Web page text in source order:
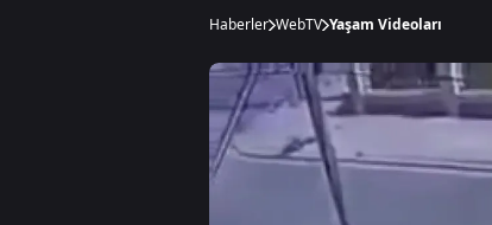
Haberler WebTV Yaşam Videoları